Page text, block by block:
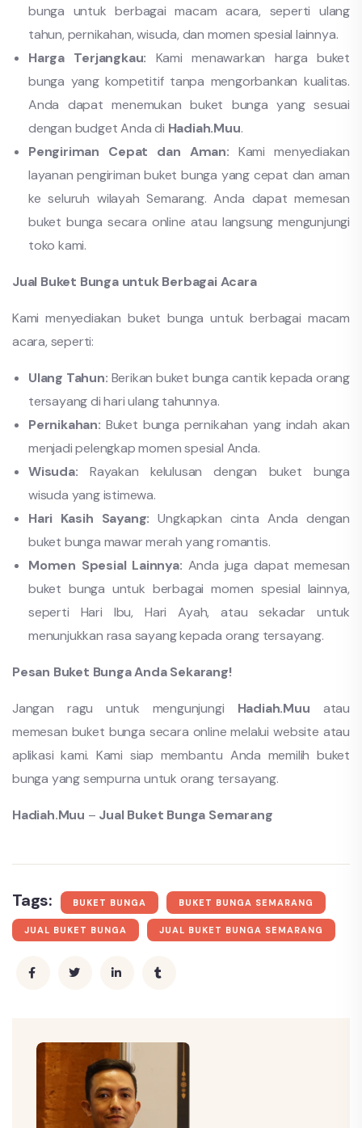
bunga untuk berbagai macam acara, seperti ulang
tahun, pernikahan, wisuda, dan momen spesial lainnya.
Harga Terjangkau: Kami menawarkan harga buket
bunga yang kompetitif tanpa mengorbankan kualitas.
Anda dapat menemukan buket bunga yang sesuai
dengan budget Anda di Hadiah.Muu.
Pengiriman Cepat dan Aman: Kami menyediakan
layanan pengiriman buket bunga yang cepat dan aman
ke seluruh wilayah Semarang. Anda dapat memesan
buket bunga secara online atau langsung mengunjungi
toko kami.
Jual Buket Bunga untuk Berbagai Acara
Kami menyediakan buket bunga untuk berbagai macam
acara, seperti:
Ulang Tahun: Berikan buket bunga cantik kepada orang
tersayang di hari ulang tahunnya.
Pernikahan: Buket bunga pernikahan yang indah akan
menjadi pelengkap momen spesial Anda.
Wisuda: Rayakan kelulusan dengan buket bunga
wisuda yang istimewa.
Hari Kasih Sayang: Ungkapkan cinta Anda dengan
buket bunga mawar merah yang romantis.
Momen Spesial Lainnya: Anda juga dapat memesan
buket bunga untuk berbagai momen spesial lainnya,
seperti Hari Ibu, Hari Ayah, atau sekadar untuk
menunjukkan rasa sayang kepada orang tersayang.
Pesan Buket Bunga Anda Sekarang!
Jangan ragu untuk mengunjungi Hadiah.Muu atau
memesan buket bunga secara online melalui website atau
aplikasi kami. Kami siap membantu Anda memilih buket
bunga yang sempurna untuk orang tersayang.
Hadiah.Muu – Jual Buket Bunga Semarang
Tags: BUKET BUNGA BUKET BUNGA SEMARANG
JUAL BUKET BUNGA JUAL BUKET BUNGA SEMARANG